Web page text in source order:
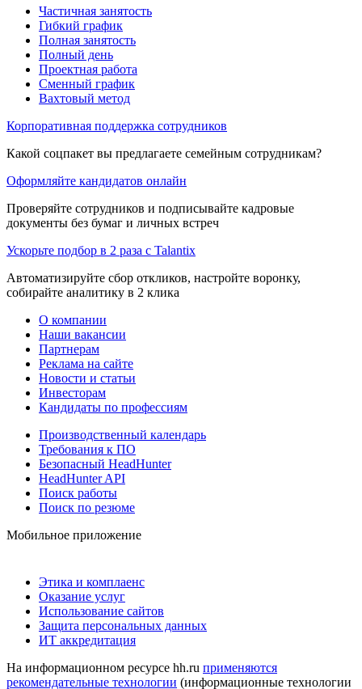
Частичная занятость
Гибкий график
Полная занятость
Полный день
Проектная работа
Сменный график
Вахтовый метод
Корпоративная поддержка сотрудников
Какой соцпакет вы предлагаете семейным сотрудникам?
Оформляйте кандидатов онлайн
Проверяйте сотрудников и подписывайте кадровые
документы без бумаг и личных встреч
Ускорьте подбор в 2 раза с Talantix
Автоматизируйте сбор откликов, настройте воронку,
собирайте аналитику в 2 клика
О компании
Наши вакансии
Партнерам
Реклама на сайте
Новости и статьи
Инвесторам
Кандидаты по профессиям
Производственный календарь
Требования к ПО
Безопасный HeadHunter
HeadHunter API
Поиск работы
Поиск по резюме
Мобильное приложение
Этика и комплаенс
Оказание услуг
Использование сайтов
Защита персональных данных
ИТ аккредитация
На информационном ресурсе hh.ru применяются
рекомендательные технологии (информационные технологии